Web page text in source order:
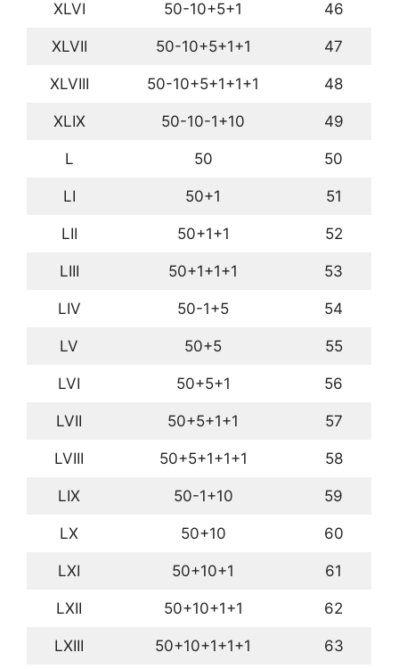
XLVI 50-10+5+1 46
XLVII 50-10+5+1+1 47
XLVIII 50-10+5+1+1+1 48
XLIX 50-10-1+10 49
L 50 50
LI 50+1 51
LII 50+1+1 52
LIII 50+1+1+1 53
LIV 50-1+5 54
LV 50+5 55
LVI 50+5+1 56
LVII 50+5+1+1 57
LVIII 50+5+1+1+1 58
LIX 50-1+10 59
LX 50+10 60
LXI 50+10+1 61
LXII 50+10+1+1 62
LXIII 50+10+1+1+1 63